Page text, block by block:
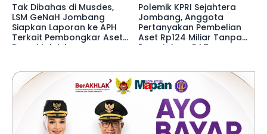
Tak Dibahas di Musdes,
LSM GeNaH Jombang
Siapkan Laporan ke APH
Terkait Pembongkar Aset
Desa Mojojejer
Polemik KPRI Sejahtera
Jombang, Anggota
Pertanyakan Pembelian
Aset Rp124 Miliar Tanpa
Persetujuan RAT